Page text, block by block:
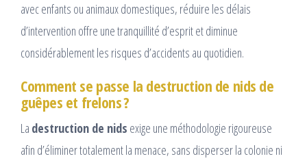
avec enfants ou animaux domestiques, réduire les délais
d’intervention offre une tranquillité d’esprit et diminue
considérablement les risques d’accidents au quotidien.
Comment se passe la destruction de nids de
guêpes et frelons ?
La destruction de nids exige une méthodologie rigoureuse
afin d’éliminer totalement la menace, sans disperser la colonie ni